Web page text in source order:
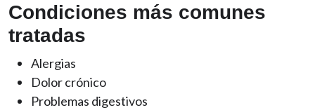
Condiciones más comunes
tratadas
Alergias
Dolor crónico
Problemas digestivos